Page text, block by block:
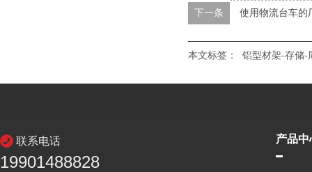
下一条 使用物流台车的
本文标签： 铝型材架-存储-
联系电话
19901488828
产品中